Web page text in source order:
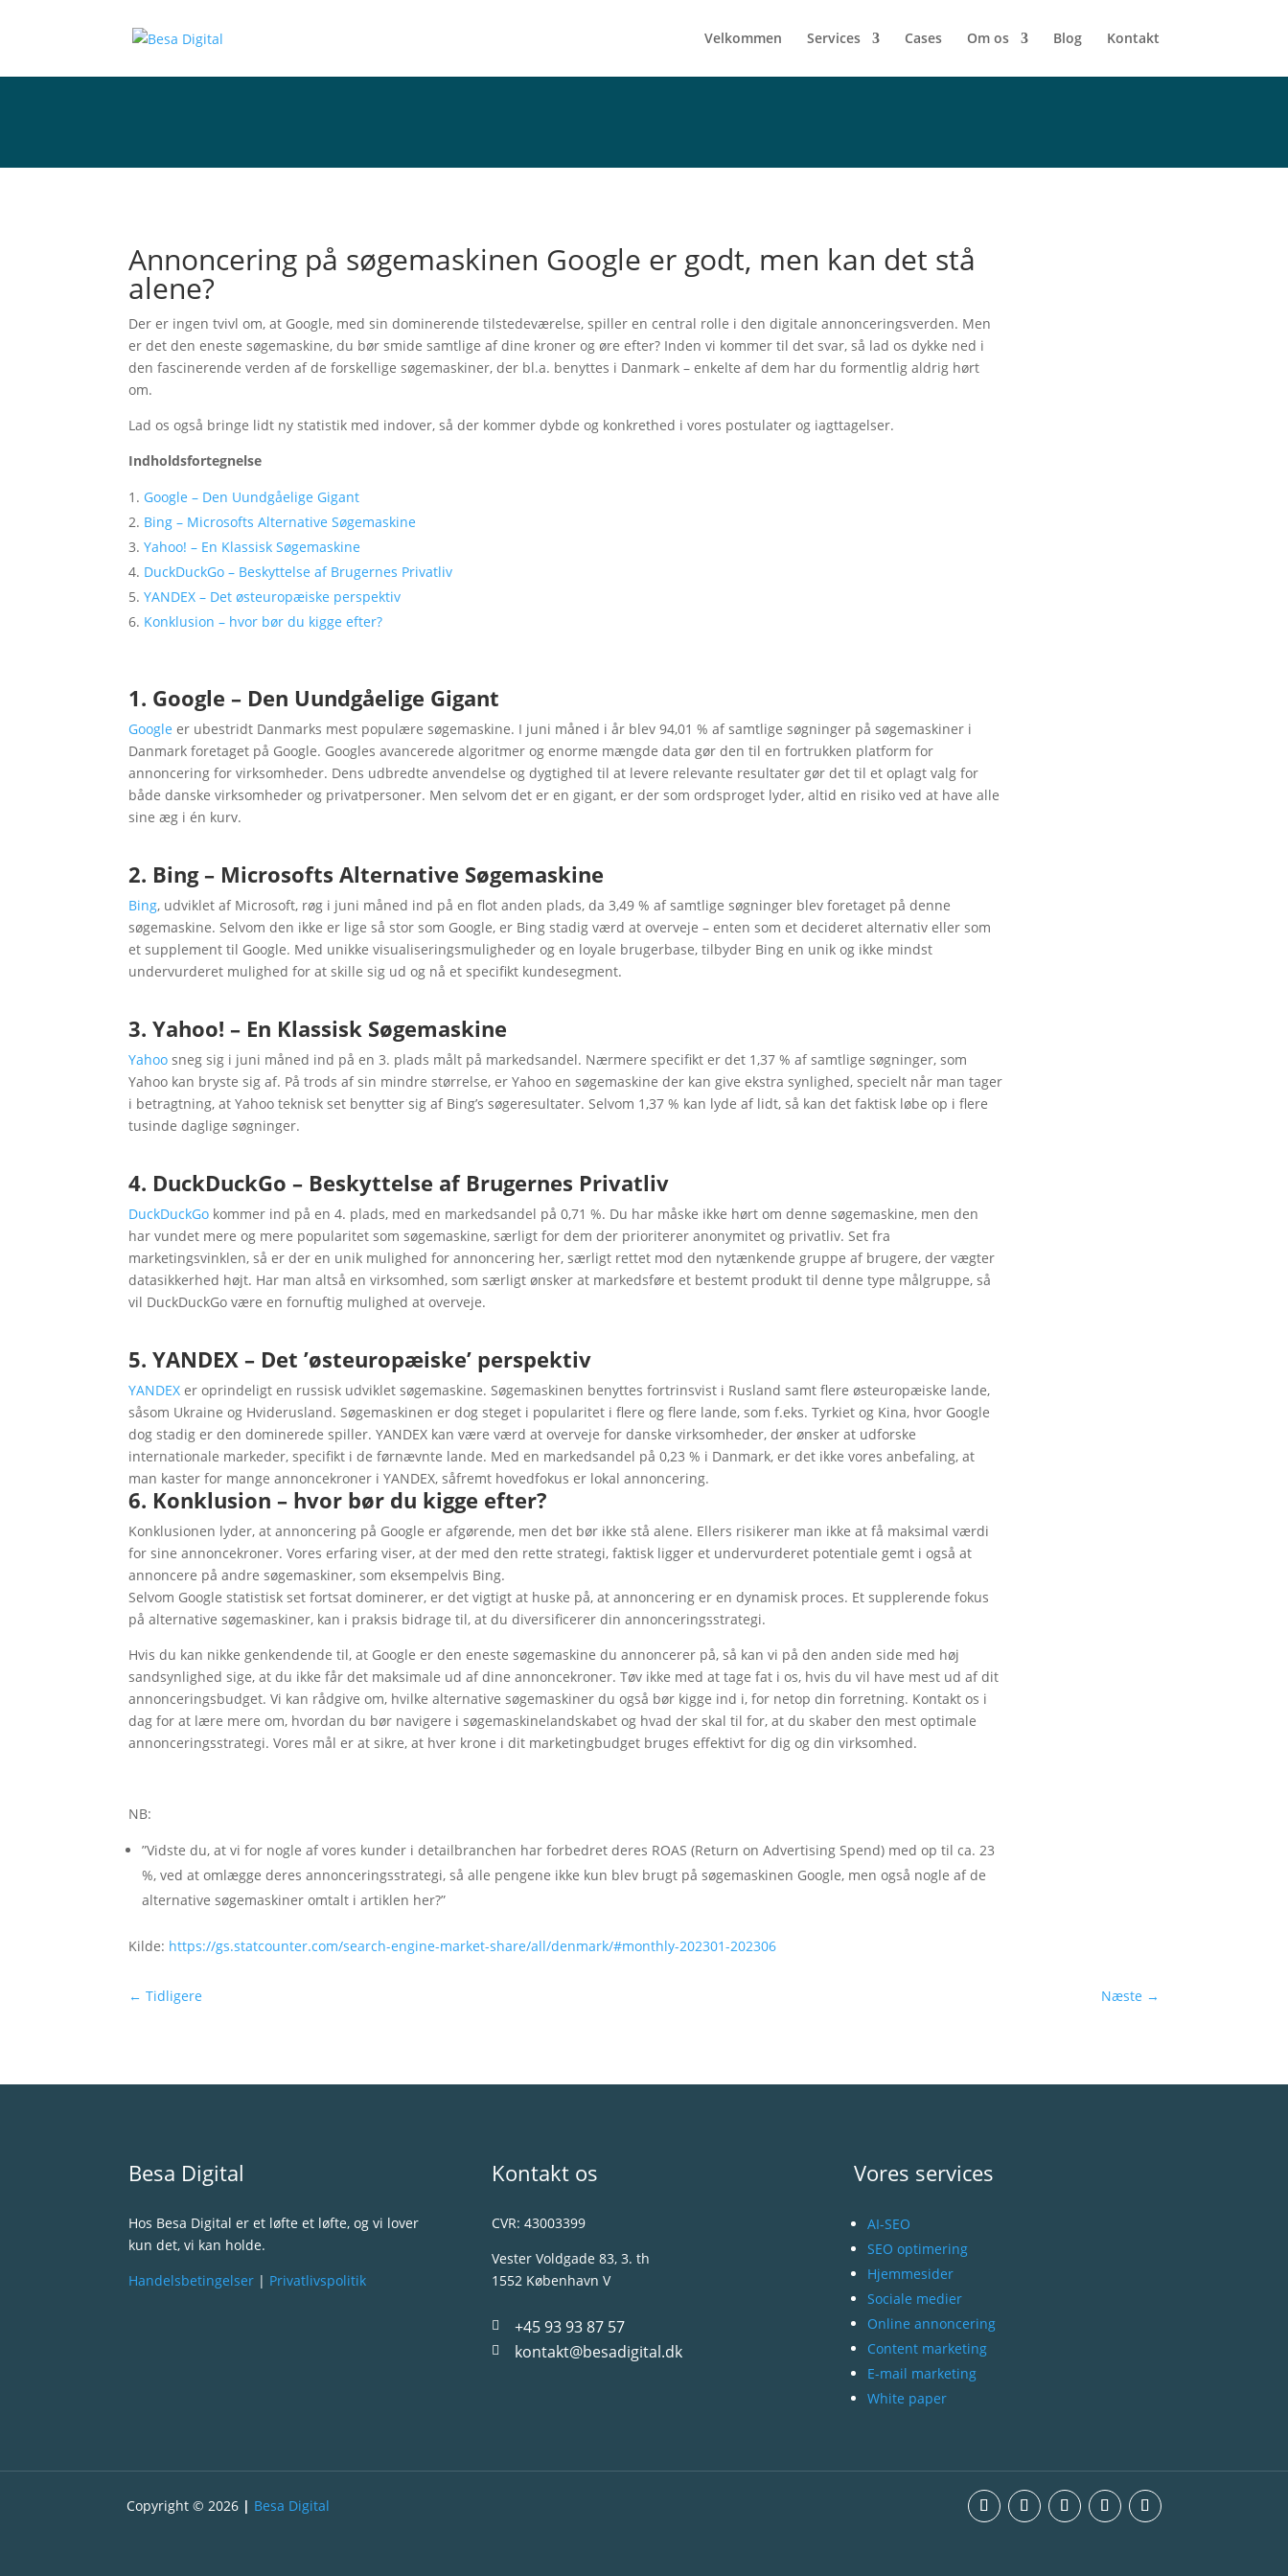
Velkommen Services Cases Om os Blog Kontakt
Annoncering på søgemaskinen Google er godt, men kan det stå
alene?
Der er ingen tvivl om, at Google, med sin dominerende tilstedeværelse, spiller en central rolle i den digitale annonceringsverden. Men
er det den eneste søgemaskine, du bør smide samtlige af dine kroner og øre efter? Inden vi kommer til det svar, så lad os dykke ned i
den fascinerende verden af de forskellige søgemaskiner, der bl.a. benyttes i Danmark – enkelte af dem har du formentlig aldrig hørt
om.
Lad os også bringe lidt ny statistik med indover, så der kommer dybde og konkrethed i vores postulater og iagttagelser.
Indholdsfortegnelse
Google – Den Uundgåelige Gigant
Bing – Microsofts Alternative Søgemaskine
Yahoo! – En Klassisk Søgemaskine
DuckDuckGo – Beskyttelse af Brugernes Privatliv
YANDEX – Det østeuropæiske perspektiv
Konklusion – hvor bør du kigge efter?
1. Google – Den Uundgåelige Gigant
Google er ubestridt Danmarks mest populære søgemaskine. I juni måned i år blev 94,01 % af samtlige søgninger på søgemaskiner i
Danmark foretaget på Google. Googles avancerede algoritmer og enorme mængde data gør den til en fortrukken platform for
annoncering for virksomheder. Dens udbredte anvendelse og dygtighed til at levere relevante resultater gør det til et oplagt valg for
både danske virksomheder og privatpersoner. Men selvom det er en gigant, er der som ordsproget lyder, altid en risiko ved at have alle
sine æg i én kurv.
2. Bing – Microsofts Alternative Søgemaskine
Bing, udviklet af Microsoft, røg i juni måned ind på en flot anden plads, da 3,49 % af samtlige søgninger blev foretaget på denne
søgemaskine. Selvom den ikke er lige så stor som Google, er Bing stadig værd at overveje – enten som et decideret alternativ eller som
et supplement til Google. Med unikke visualiseringsmuligheder og en loyale brugerbase, tilbyder Bing en unik og ikke mindst
undervurderet mulighed for at skille sig ud og nå et specifikt kundesegment.
3. Yahoo! – En Klassisk Søgemaskine
Yahoo sneg sig i juni måned ind på en 3. plads målt på markedsandel. Nærmere specifikt er det 1,37 % af samtlige søgninger, som
Yahoo kan bryste sig af. På trods af sin mindre størrelse, er Yahoo en søgemaskine der kan give ekstra synlighed, specielt når man tager
i betragtning, at Yahoo teknisk set benytter sig af Bing’s søgeresultater. Selvom 1,37 % kan lyde af lidt, så kan det faktisk løbe op i flere
tusinde daglige søgninger.
4. DuckDuckGo – Beskyttelse af Brugernes Privatliv
DuckDuckGo kommer ind på en 4. plads, med en markedsandel på 0,71 %. Du har måske ikke hørt om denne søgemaskine, men den
har vundet mere og mere popularitet som søgemaskine, særligt for dem der prioriterer anonymitet og privatliv. Set fra
marketingsvinklen, så er der en unik mulighed for annoncering her, særligt rettet mod den nytænkende gruppe af brugere, der vægter
datasikkerhed højt. Har man altså en virksomhed, som særligt ønsker at markedsføre et bestemt produkt til denne type målgruppe, så
vil DuckDuckGo være en fornuftig mulighed at overveje.
5. YANDEX – Det ’østeuropæiske’ perspektiv
YANDEX er oprindeligt en russisk udviklet søgemaskine. Søgemaskinen benyttes fortrinsvist i Rusland samt flere østeuropæiske lande,
såsom Ukraine og Hviderusland. Søgemaskinen er dog steget i popularitet i flere og flere lande, som f.eks. Tyrkiet og Kina, hvor Google
dog stadig er den dominerede spiller. YANDEX kan være værd at overveje for danske virksomheder, der ønsker at udforske
internationale markeder, specifikt i de førnævnte lande. Med en markedsandel på 0,23 % i Danmark, er det ikke vores anbefaling, at
man kaster for mange annoncekroner i YANDEX, såfremt hovedfokus er lokal annoncering.
6. Konklusion – hvor bør du kigge efter?
Konklusionen lyder, at annoncering på Google er afgørende, men det bør ikke stå alene. Ellers risikerer man ikke at få maksimal værdi
for sine annoncekroner. Vores erfaring viser, at der med den rette strategi, faktisk ligger et undervurderet potentiale gemt i også at
annoncere på andre søgemaskiner, som eksempelvis Bing.
Selvom Google statistisk set fortsat dominerer, er det vigtigt at huske på, at annoncering er en dynamisk proces. Et supplerende fokus
på alternative søgemaskiner, kan i praksis bidrage til, at du diversificerer din annonceringsstrategi.
Hvis du kan nikke genkendende til, at Google er den eneste søgemaskine du annoncerer på, så kan vi på den anden side med høj
sandsynlighed sige, at du ikke får det maksimale ud af dine annoncekroner. Tøv ikke med at tage fat i os, hvis du vil have mest ud af dit
annonceringsbudget. Vi kan rådgive om, hvilke alternative søgemaskiner du også bør kigge ind i, for netop din forretning. Kontakt os i
dag for at lære mere om, hvordan du bør navigere i søgemaskinelandskabet og hvad der skal til for, at du skaber den mest optimale
annonceringsstrategi. Vores mål er at sikre, at hver krone i dit marketingbudget bruges effektivt for dig og din virksomhed.
NB:
”Vidste du, at vi for nogle af vores kunder i detailbranchen har forbedret deres ROAS (Return on Advertising Spend) med op til ca. 23
%, ved at omlægge deres annonceringsstrategi, så alle pengene ikke kun blev brugt på søgemaskinen Google, men også nogle af de
alternative søgemaskiner omtalt i artiklen her?”
Kilde: https://gs.statcounter.com/search-engine-market-share/all/denmark/#monthly-202301-202306
←Tidligere Næste →
Besa Digital
Hos Besa Digital er et løfte et løfte, og vi lover
kun det, vi kan holde.
Handelsbetingelser | Privatlivspolitik
Kontakt os
CVR: 43003399
Vester Voldgade 83, 3. th
1552 København V
 +45 93 93 87 57
 kontakt@besadigital.dk
Vores services
AI-SEO
SEO optimering
Hjemmesider
Sociale medier
Online annoncering
Content marketing
E-mail marketing
White paper
Copyright © 2026 | Besa Digital